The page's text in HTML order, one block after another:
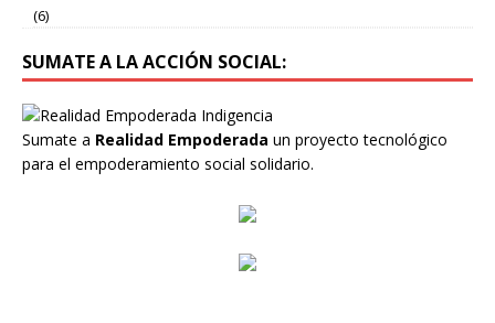
(6)
SUMATE A LA ACCIÓN SOCIAL:
Sumate a Realidad Empoderada un proyecto tecnológico
para el empoderamiento social solidario.